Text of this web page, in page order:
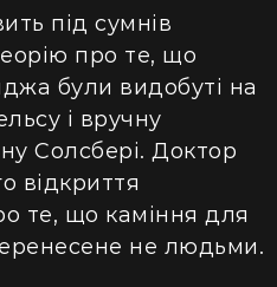
під сумнів
про те, що
були видобуті на
і вручну
Солсбері. Доктор
відкриття
те, що каміння для
не людьми.